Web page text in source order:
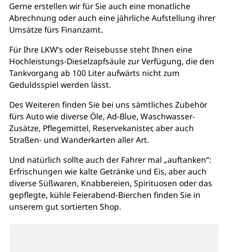
Gerne erstellen wir für Sie auch eine monatliche
Abrechnung oder auch eine jährliche Aufstellung ihrer
Umsätze fürs Finanzamt.
Für Ihre LKW’s oder Reisebusse steht Ihnen eine
Hochleistungs-Dieselzapfsäule zur Verfügung, die den
Tankvorgang ab 100 Liter aufwärts nicht zum
Geduldsspiel werden lässt.
Des Weiteren finden Sie bei uns sämtliches Zubehör
fürs Auto wie diverse Öle, Ad-Blue, Waschwasser-
Zusätze, Pflegemittel, Reservekanister, aber auch
Straßen- und Wanderkarten aller Art.
Und natürlich sollte auch der Fahrer mal „auftanken“:
Erfrischungen wie kalte Getränke und Eis, aber auch
diverse Süßwaren, Knabbereien, Spirituosen oder das
gepflegte, kühle Feierabend-Bierchen finden Sie in
unserem gut sortierten Shop.